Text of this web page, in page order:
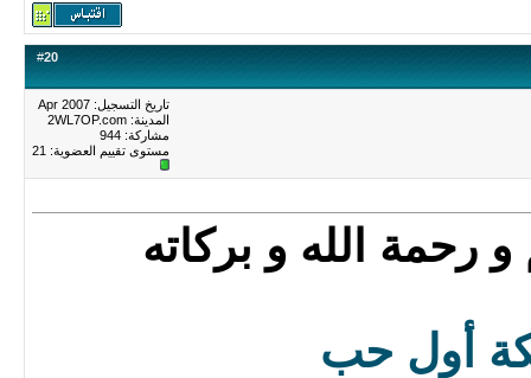
#20
تاريخ التسجيل: Apr 2007
المدينة: 2WL7OP.com
مشاركة: 944
مستوى تقييم العضوية: 21
رحمة الله و بركاته
أول حب